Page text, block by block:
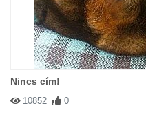
Nincs cím!
10852 0